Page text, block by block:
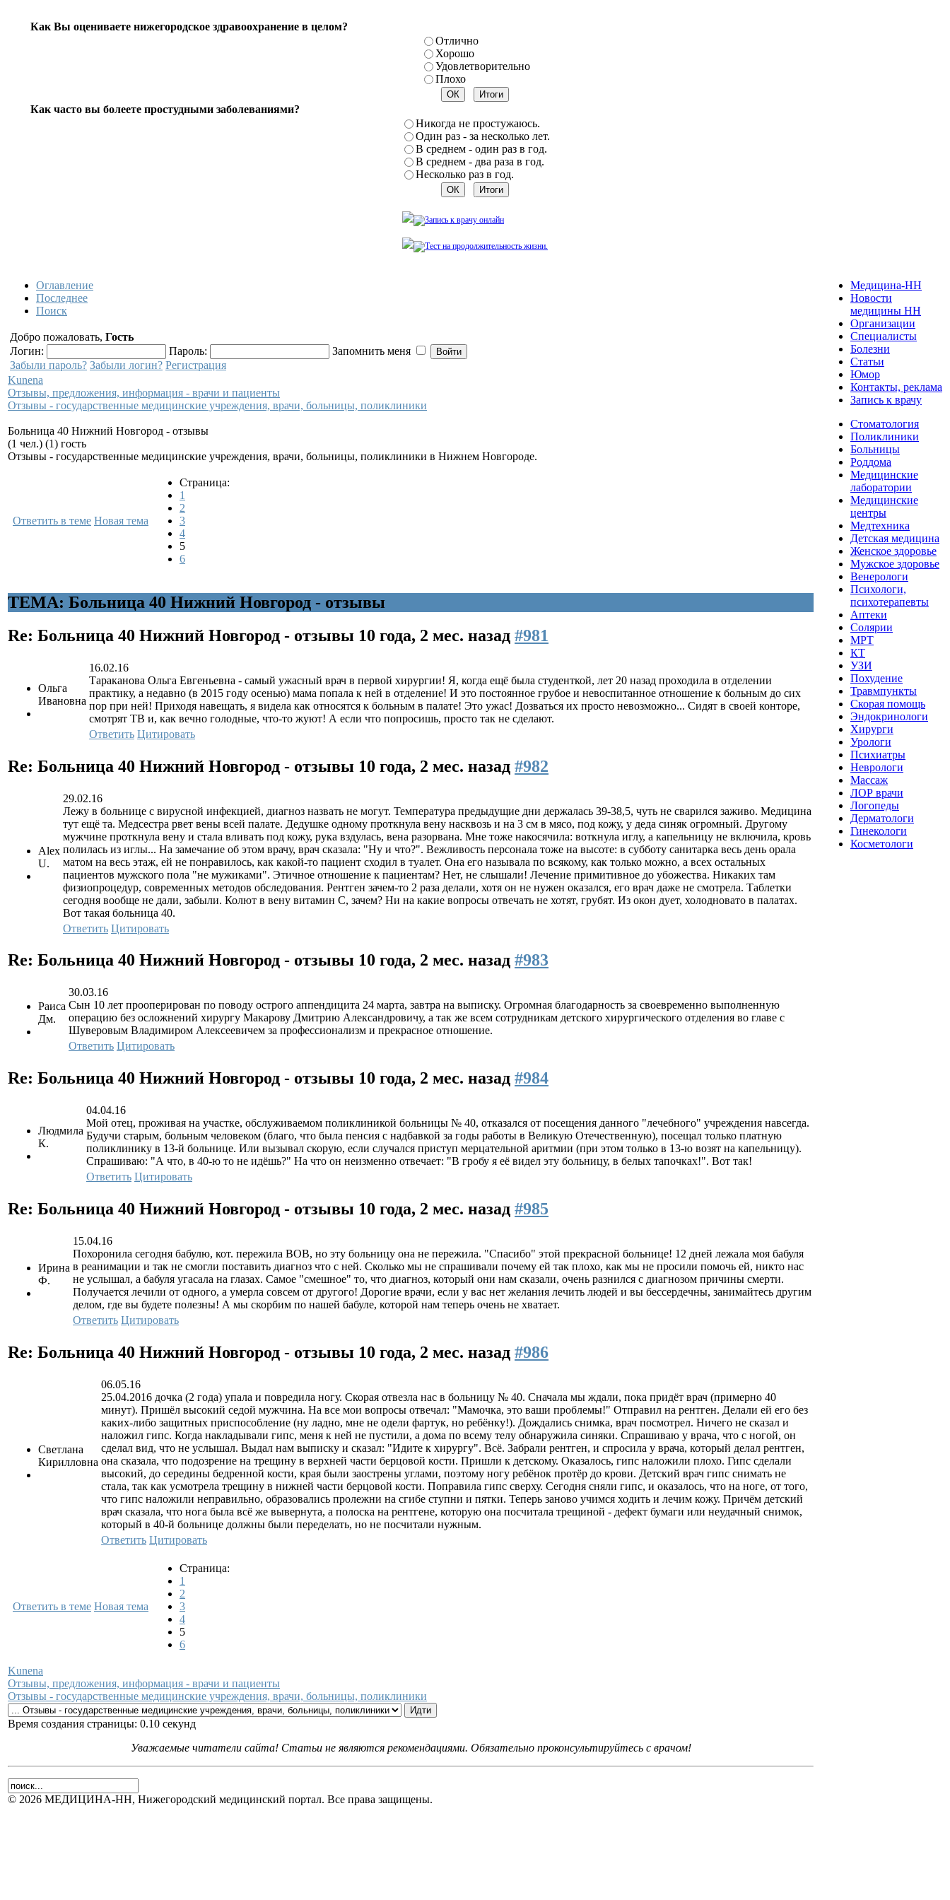
Как Вы оцениваете нижегородское здравоохранение в целом?
Отлично
Хорошо
Удовлетворительно
Плохо
Как часто вы болеете простудными заболеваниями?
Никогда не простужаюсь.
Один раз - за несколько лет.
В среднем - один раз в год.
В среднем - два раза в год.
Несколько раз в год.
Оглавление
Последнее
Поиск
Добро пожаловать, Гость
Логин:
Пароль:
Запомнить меня
Забыли пароль? Забыли логин? Регистрация
Kunena
Отзывы, предложения, информация - врачи и пациенты
Отзывы - государственные медицинские учреждения, врачи, больницы, поликлиники
Больница 40 Нижний Новгород - отзывы
(1 чел.) (1) гость
Отзывы - государственные медицинские учреждения, врачи, больницы, поликлиники в Нижнем Новгороде.
Ответить в теме Новая тема
Страница:
1
2
3
4
5
6
ТЕМА: Больница 40 Нижний Новгород - отзывы
Re: Больница 40 Нижний Новгород - отзывы 10 года, 2 мес. назад #981
Ольга
Ивановна
16.02.16
Тараканова Ольга Евгеньевна - самый ужасный врач в первой хирургии! Я, когда ещё была студенткой, лет 20 назад проходила в отделении
практику, а недавно (в 2015 году осенью) мама попала к ней в отделение! И это постоянное грубое и невоспитанное отношение к больным до сих
пор при ней! Приходя навещать, я видела как относятся к больным в палате! Это ужас! Дозваться их просто невозможно... Сидят в своей конторе,
смотрят ТВ и, как вечно голодные, что-то жуют! А если что попросишь, просто так не сделают.
Ответить Цитировать
Re: Больница 40 Нижний Новгород - отзывы 10 года, 2 мес. назад #982
Alex
U.
29.02.16
Лежу в больнице с вирусной инфекцией, диагноз назвать не могут. Температура предыдущие дни держалась 39-38,5, чуть не сварился заживо. Медицина
тут ещё та. Медсестра рвет вены всей палате. Дедушке одному проткнула вену насквозь и на 3 см в мясо, под кожу, у деда синяк огромный. Другому
мужчине проткнула вену и стала вливать под кожу, рука вздулась, вена разорвана. Мне тоже накосячила: воткнула иглу, а капельницу не включила, кровь
полилась из иглы... На замечание об этом врачу, врач сказала: "Ну и что?". Вежливость персонала тоже на высоте: в субботу санитарка весь день орала
матом на весь этаж, ей не понравилось, как какой-то пациент сходил в туалет. Она его называла по всякому, как только можно, а всех остальных
пациентов мужского пола "не мужиками". Этичное отношение к пациентам? Нет, не слышали! Лечение примитивное до убожества. Никаких там
физиопроцедур, современных методов обследования. Рентген зачем-то 2 раза делали, хотя он не нужен оказался, его врач даже не смотрела. Таблетки
сегодня вообще не дали, забыли. Колют в вену витамин C, зачем? Ни на какие вопросы отвечать не хотят, грубят. Из окон дует, холодновато в палатах.
Вот такая больница 40.
Ответить Цитировать
Re: Больница 40 Нижний Новгород - отзывы 10 года, 2 мес. назад #983
Раиса
Дм.
30.03.16
Сын 10 лет прооперирован по поводу острого аппендицита 24 марта, завтра на выписку. Огромная благодарность за своевременно выполненную
операцию без осложнений хирургу Макарову Дмитрию Александровичу, а так же всем сотрудникам детского хирургического отделения во главе с
Шуверовым Владимиром Алексеевичем за профессионализм и прекрасное отношение.
Ответить Цитировать
Re: Больница 40 Нижний Новгород - отзывы 10 года, 2 мес. назад #984
Людмила
К.
04.04.16
Мой отец, проживая на участке, обслуживаемом поликлиникой больницы № 40, отказался от посещения данного "лечебного" учреждения навсегда.
Будучи старым, больным человеком (благо, что была пенсия с надбавкой за годы работы в Великую Отечественную), посещал только платную
поликлинику в 13-й больнице. Или вызывал скорую, если случался приступ мерцательной аритмии (при этом только в 13-ю возят на капельницу).
Спрашиваю: "А что, в 40-ю то не идёшь?" На что он неизменно отвечает: "В гробу я её видел эту больницу, в белых тапочках!". Вот так!
Ответить Цитировать
Re: Больница 40 Нижний Новгород - отзывы 10 года, 2 мес. назад #985
Ирина
Ф.
15.04.16
Похоронила сегодня бабулю, кот. пережила ВОВ, но эту больницу она не пережила. "Спасибо" этой прекрасной больнице! 12 дней лежала моя бабуля
в реанимации и так не смогли поставить диагноз что с ней. Сколько мы не спрашивали почему ей так плохо, как мы не просили помочь ей, никто нас
не услышал, а бабуля угасала на глазах. Самое "смешное" то, что диагноз, который они нам сказали, очень разнился с диагнозом причины смерти.
Получается лечили от одного, а умерла совсем от другого! Дорогие врачи, если у вас нет желания лечить людей и вы бессердечны, занимайтесь другим
делом, где вы будете полезны! А мы скорбим по нашей бабуле, которой нам теперь очень не хватает.
Ответить Цитировать
Re: Больница 40 Нижний Новгород - отзывы 10 года, 2 мес. назад #986
Светлана
Кирилловна
06.05.16
25.04.2016 дочка (2 года) упала и повредила ногу. Скорая отвезла нас в больницу № 40. Сначала мы ждали, пока придёт врач (примерно 40
минут). Пришёл высокий седой мужчина. На все мои вопросы отвечал: "Мамочка, это ваши проблемы!" Отправил на рентген. Делали ей его без
каких-либо защитных приспособление (ну ладно, мне не одели фартук, но ребёнку!). Дождались снимка, врач посмотрел. Ничего не сказал и
наложил гипс. Когда накладывали гипс, меня к ней не пустили, а дома по всему телу обнаружила синяки. Спрашиваю у врача, что с ногой, он
сделал вид, что не услышал. Выдал нам выписку и сказал: "Идите к хирургу". Всё. Забрали рентген, и спросила у врача, который делал рентген,
она сказала, что подозрение на трещину в верхней части берцовой кости. Пришли к детскому. Оказалось, гипс наложили плохо. Гипс сделали
высокий, до середины бедренной кости, края были заострены углами, поэтому ногу ребёнок протёр до крови. Детский врач гипс снимать не
стала, так как усмотрела трещину в нижней части берцовой кости. Поправила гипс сверху. Сегодня сняли гипс, и оказалось, что на ноге, от того,
что гипс наложили неправильно, образовались пролежни на сгибе ступни и пятки. Теперь заново учимся ходить и лечим кожу. Причём детский
врач сказала, что нога была всё же вывернута, а полоска на рентгене, которую она посчитала трещиной - дефект бумаги или неудачный снимок,
который в 40-й больнице должны были переделать, но не посчитали нужным.
Ответить Цитировать
Ответить в теме Новая тема
Страница:
1
2
3
4
5
6
Kunena
Отзывы, предложения, информация - врачи и пациенты
Отзывы - государственные медицинские учреждения, врачи, больницы, поликлиники
Время создания страницы: 0.10 секунд
Уважаемые читатели сайта! Статьи не являются рекомендациями. Обязательно проконсультируйтесь с врачом!
© 2026 МЕДИЦИНА-НН, Нижегородский медицинский портал. Все права защищены.
Медицина-НН
Новости
медицины НН
Организации
Специалисты
Болезни
Статьи
Юмор
Контакты, реклама
Запись к врачу
Стоматология
Поликлиники
Больницы
Роддома
Медицинские
лаборатории
Медицинские
центры
Медтехника
Детская медицина
Женское здоровье
Мужское здоровье
Венерологи
Психологи,
психотерапевты
Аптеки
Солярии
МРТ
КТ
УЗИ
Похудение
Травмпункты
Скорая помощь
Эндокринологи
Хирурги
Урологи
Психиатры
Неврологи
Массаж
ЛОР врачи
Логопеды
Дерматологи
Гинекологи
Косметологи